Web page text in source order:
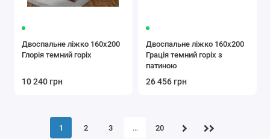
Двоспальне ліжко 160x200
Глорія темний горіх
10 240 грн
Двоспальне ліжко 160x200
Грація темний горіх з
патиною
26 456 грн
1 2 3 … 20